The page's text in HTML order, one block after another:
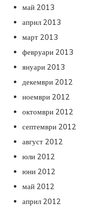
май 2013
април 2013
март 2013
февруари 2013
януари 2013
декември 2012
ноември 2012
октомври 2012
септември 2012
август 2012
юли 2012
юни 2012
май 2012
април 2012